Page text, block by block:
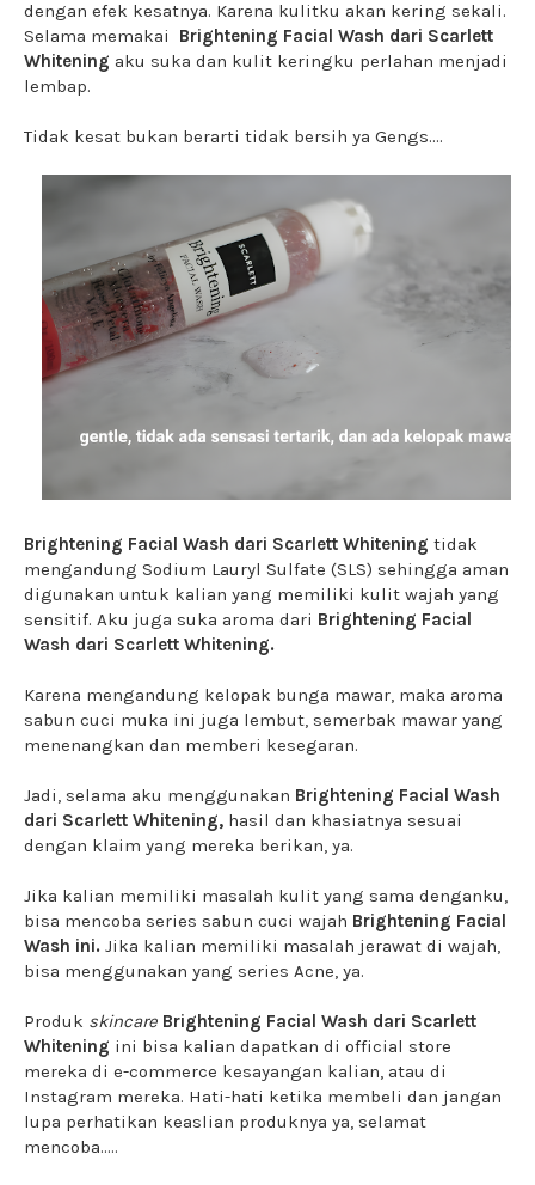
dengan efek kesatnya. Karena kulitku akan kering sekali.
Selama memakai Brightening Facial Wash dari Scarlett
Whitening aku suka dan kulit keringku perlahan menjadi
lembap.
Tidak kesat bukan berarti tidak bersih ya Gengs....
Brightening Facial Wash dari Scarlett Whitening tidak
mengandung Sodium Lauryl Sulfate (SLS) sehingga aman
digunakan untuk kalian yang memiliki kulit wajah yang
sensitif. Aku juga suka aroma dari Brightening Facial
Wash dari Scarlett Whitening.
Karena mengandung kelopak bunga mawar, maka aroma
sabun cuci muka ini juga lembut, semerbak mawar yang
menenangkan dan memberi kesegaran.
Jadi, selama aku menggunakan Brightening Facial Wash
dari Scarlett Whitening, hasil dan khasiatnya sesuai
dengan klaim yang mereka berikan, ya.
Jika kalian memiliki masalah kulit yang sama denganku,
bisa mencoba series sabun cuci wajah Brightening Facial
Wash ini. Jika kalian memiliki masalah jerawat di wajah,
bisa menggunakan yang series Acne, ya.
Produk skincare Brightening Facial Wash dari Scarlett
Whitening ini bisa kalian dapatkan di official store
mereka di e-commerce kesayangan kalian, atau di
Instagram mereka. Hati-hati ketika membeli dan jangan
lupa perhatikan keaslian produknya ya, selamat
mencoba.....